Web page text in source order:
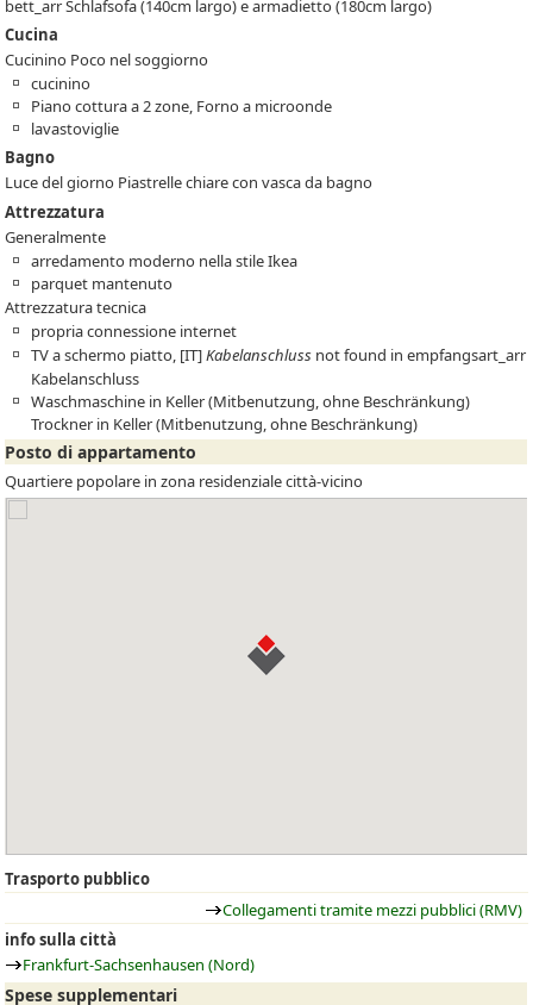
bett_arrSchlafsofa (140cm largo) e armadietto (180cm largo)
Cucina
Cucinino Poco nel soggiorno
cucinino
Piano cottura a 2 zone, Forno a microonde
lavastoviglie
Bagno
Luce del giorno Piastrelle chiare con vasca da bagno
Attrezzatura
Generalmente
arredamento moderno nella stile Ikea
parquet mantenuto
Attrezzatura tecnica
propria connessione internet
TV a schermo piatto, [IT]Kabelanschluss not found in empfangsart_arr
Kabelanschluss
Waschmaschine in Keller (Mitbenutzung, ohne Beschränkung)
Trockner in Keller (Mitbenutzung, ohne Beschränkung)
Posto di appartamento
Quartiere popolare in zona residenziale città-vicino
Trasporto pubblico
Collegamenti tramite mezzi pubblici (RMV)
info sulla città
Frankfurt-Sachsenhausen (Nord)
Spese supplementari